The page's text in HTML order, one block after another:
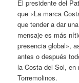
El presidente del
que «La marca
que tender a dar
mensaje es más
presencia global»,
antes o después
la Costa del Sol, en
Torremolinos.